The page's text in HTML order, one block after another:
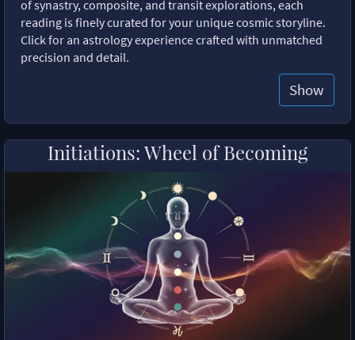
of synastry, composite, and transit explorations, each
reading is finely curated for your unique cosmic storyline.
Click for an astrology experience crafted with unmatched
precision and detail.
Show
Initiations: Wheel of Becoming